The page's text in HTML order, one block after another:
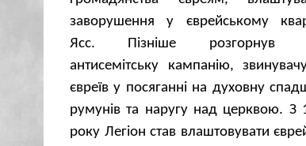
заворушення у єврейському
Ясс. Пізніше розгорнув
антисемітську кампанію,
євреїв у посяганні на духовну
румунів та наругу над церквою. З
року Легіон став влаштовувати